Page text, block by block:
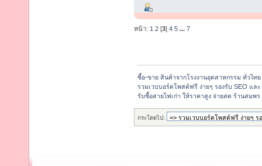
หน้า: 1 2 [3] 4 5 ... 7
ซื้อ-ขาย สินค้าจากโรงงานอุตสาหกรรม ทั่วไทย
รวมเวบบอร์ดโพสต์ฟรี ง่ายๆ รองรับ SEO แล
รับซื้อสายไฟเก่า ให้ราคาสูง จ่ายสด ร้านสม
กระโดดไป: